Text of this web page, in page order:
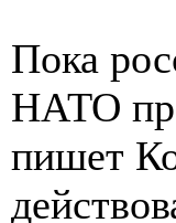
Пока
НАТО
пишет